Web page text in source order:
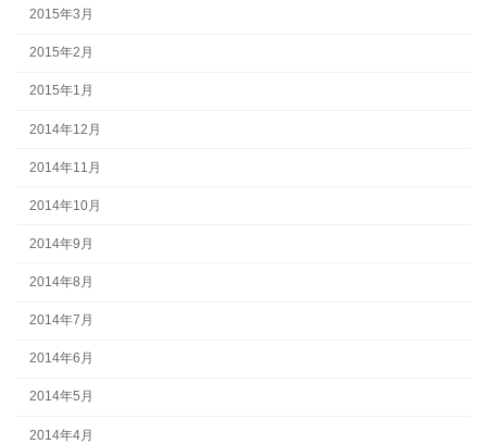
2015年3月
2015年2月
2015年1月
2014年12月
2014年11月
2014年10月
2014年9月
2014年8月
2014年7月
2014年6月
2014年5月
2014年4月